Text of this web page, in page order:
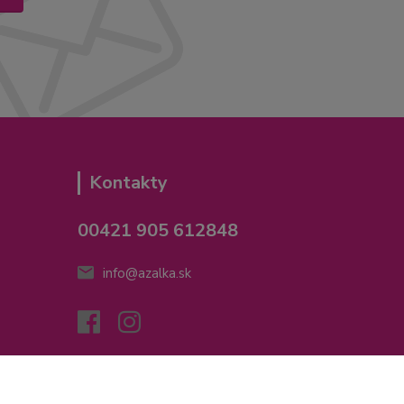
Kontakty
00421 905 612848
info@azalka.sk